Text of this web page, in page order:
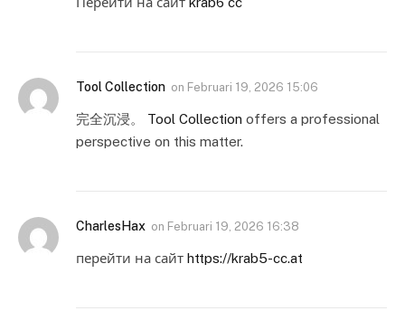
Tool Collection on Februari 19, 2026 15:06
完全沉浸。 Tool Collection offers a professional
perspective on this matter.
CharlesHax on Februari 19, 2026 16:38
перейти на сайт https://krab5-cc.at